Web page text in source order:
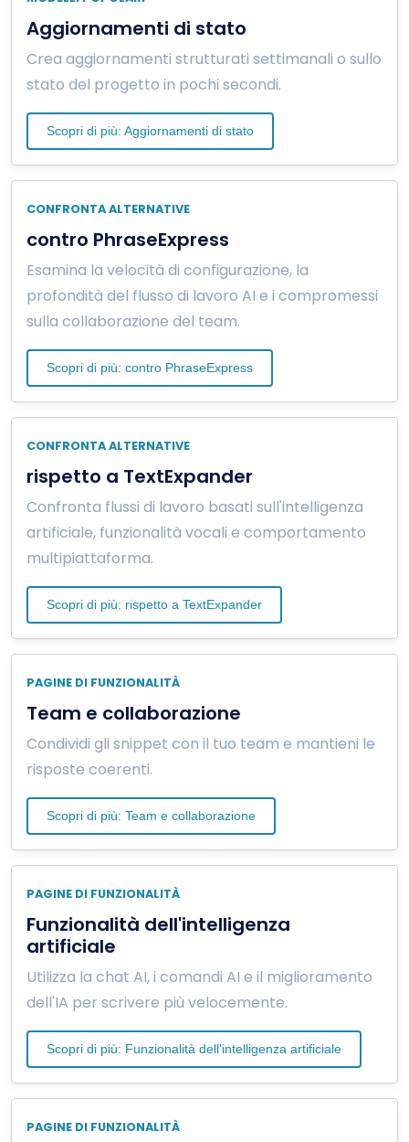
Aggiornamenti di stato
Crea aggiornamenti strutturati settimanali o sullo
stato del progetto in pochi secondi.
Scopri di più: Aggiornamenti di stato
CONFRONTA ALTERNATIVE
contro PhraseExpress
Esamina la velocità di configurazione, la
profondità del flusso di lavoro AI e i compromessi
sulla collaborazione del team.
Scopri di più: contro PhraseExpress
CONFRONTA ALTERNATIVE
rispetto a TextExpander
Confronta flussi di lavoro basati sull'intelligenza
artificiale, funzionalità vocali e comportamento
multipiattaforma.
Scopri di più: rispetto a TextExpander
PAGINE DI FUNZIONALITÀ
Team e collaborazione
Condividi gli snippet con il tuo team e mantieni le
risposte coerenti.
Scopri di più: Team e collaborazione
PAGINE DI FUNZIONALITÀ
Funzionalità dell'intelligenza
artificiale
Utilizza la chat AI, i comandi AI e il miglioramento
dell'IA per scrivere più velocemente.
Scopri di più: Funzionalità dell'intelligenza artificiale
PAGINE DI FUNZIONALITÀ